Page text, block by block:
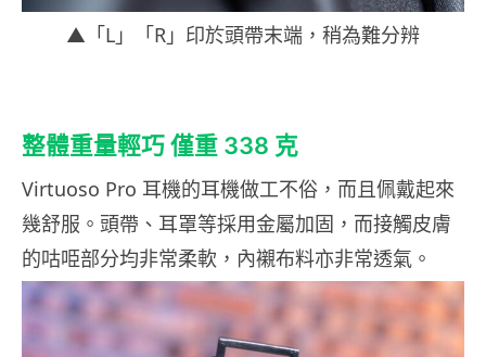
▲「L」「R」印於頭帶末端，稍為難分辨
整體重量輕巧 僅重 338 克
Virtuoso Pro 耳機的耳機做工不俗，而且佩戴起來
幾舒服。頭帶、耳罩等採用金屬加固，而接觸皮膚
的咕𠱸部分均非常柔軟，內襯布料亦非常透氣。